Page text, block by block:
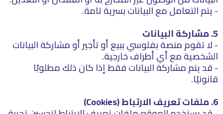
- يتم التعامل مع البيانات بسرية تامة.
5. مشاركة البيانات
- لا تقوم منصة بفلوسي ببيع أو تأجير أو مشاركة البيانات
الشخصية مع أي أطراف خارجية.
- قد يتم مشاركة البيانات فقط إذا كان ذلك مطلوبًا
قانونيًا.
6. ملفات تعريف الارتباط (Cookies)